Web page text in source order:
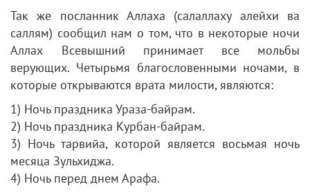
Так же посланник Аллаха (салаллаху алейхи ва
саллям) сообщил нам о том, что в некоторые ночи
Аллах Всевышний принимает все мольбы
верующих. Четырьмя благословенными ночами, в
которые открываются врата милости, являются:
1) Ночь праздника Ураза-байрам.
2) Ночь праздника Курбан-байрам.
3) Ночь тарвийа, которой является восьмая ночь
месяца Зульхиджа.
4) Ночь перед днем Арафа.